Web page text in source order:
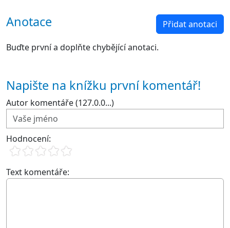
Anotace Přidat anotaci
Buďte první a doplňte chybějící anotaci.
Napište na knížku první komentář!
Autor komentáře (127.0.0...)
Hodnocení:
Text komentáře: